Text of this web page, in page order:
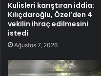
Kulisleri karıştıran iddia:
Kılıçdaroğlu, Özel’den 4
vekilin ihraç edilmesini
istedi
Ağustos 7, 2026